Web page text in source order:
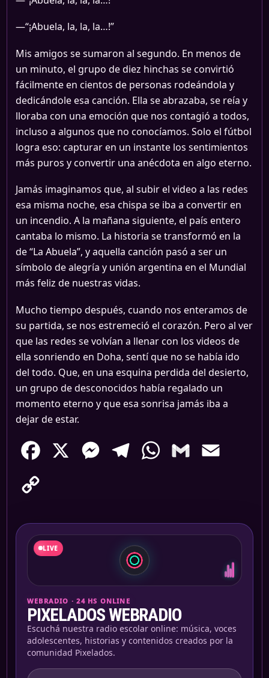
—“¡Abuela, la, la, la…!”
Mis amigos se sumaron al segundo. En menos de
un minuto, el grupo de diez hinchas se convirtió
fácilmente en cientos de personas rodeándola y
dedicándole esa canción. Ella se abrazaba, se reía y
lloraba con una emoción que nos contagió a todos,
incluso a algunos que no conocíamos. Solo el fútbol
logra eso: capturar en un instante los sentimientos
más puros y convertir una anécdota en algo eterno.
Jamás imaginamos que, al subir el video a las redes
esa misma noche, esa chispa se iba a convertir en
un incendio. A la mañana siguiente, el país entero
cantaba lo mismo. La historia se transformó en la
de “La Abuela”, y aquella canción pasó a ser un
símbolo de alegría y unión argentina en el Mundial
más feliz de nuestras vidas.
Mucho tiempo después, cuando nos enteramos de
su partida, se nos estremeció el corazón. Pero al ver
que las redes se volvían a llenar con los videos de
ella sonriendo en Doha, sentí que no se había ido
del todo. Que, en una esquina perdida del desierto,
un grupo de desconocidos había regalado un
momento eterno y que esa sonrisa jamás iba a
dejar de estar.
Facebook MessengerTelegramWhatsAppGmail
LIVE
WEBRADIO · 24 HS ONLINE
PIXELADOS WEBRADIO
Escuchá nuestra radio escolar online: música, voces
adolescentes, historias y contenidos creados por la
comunidad Pixelados.